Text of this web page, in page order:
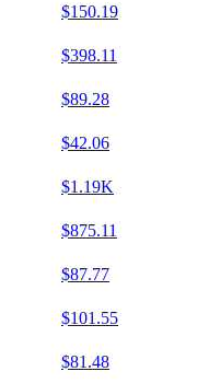
$150.19
$398.11
$89.28
$42.06
$1.19K
$875.11
$87.77
$101.55
$81.48